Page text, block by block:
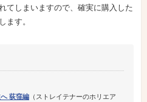
てしまいますので、確実に購入した
ます。
荻窪編（ストレイテナーのホリエア